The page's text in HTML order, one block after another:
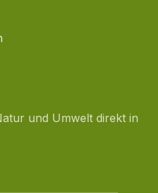
und Umwelt direkt in